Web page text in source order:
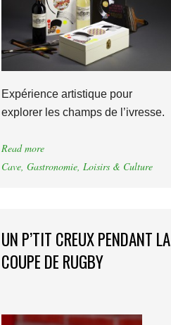
Expérience artistique pour
explorer les champs de l’ivresse.
Read more
Cave, Gastronomie, Loisirs & Culture
UN P’TIT CREUX PENDANT LA
COUPE DE RUGBY